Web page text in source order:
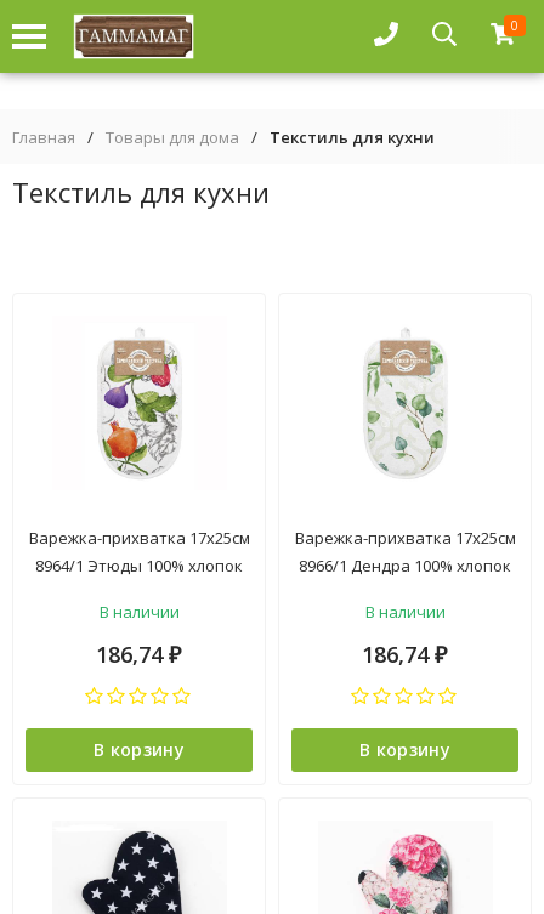
0
Главная / Товары для дома / Текстиль для кухни
Текстиль для кухни
Варежка-прихватка 17х25см
8964/1 Этюды 100% хлопок
*5/20
В наличии
186,74 ₽
В корзину
Варежка-прихватка 17х25см
8966/1 Дендра 100% хлопок
*5/20
В наличии
186,74 ₽
В корзину